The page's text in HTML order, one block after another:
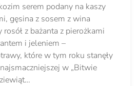
serem podany na kaszy
gęsina z sosem z wina
rosół z bażanta z pierożkami
i jeleniem –
które w tym roku stanęły
w „Bitwie